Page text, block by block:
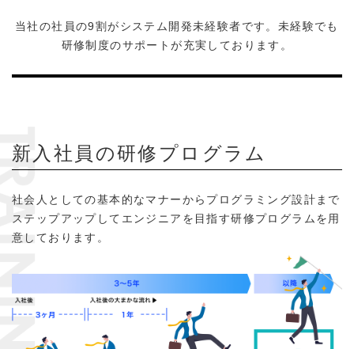
当社の社員の9割がシステム開発未経験者です。未経験でも
研修制度のサポートが充実しております。
新入社員の研修プログラム
社会人としての基本的なマナーからプログラミング設計まで
ステップアップしてエンジニアを目指す研修プログラムを用
意しております。